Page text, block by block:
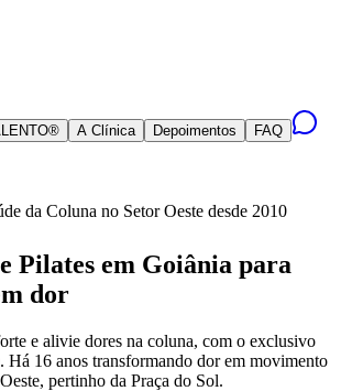
A Clínica Depoimentos FAQ
da Coluna no Setor Oeste desde 2010
Pilates em Goiânia para
dor
e alivie dores na coluna, com o exclusivo
16 anos transformando dor em movimento
pertinho da Praça do Sol.